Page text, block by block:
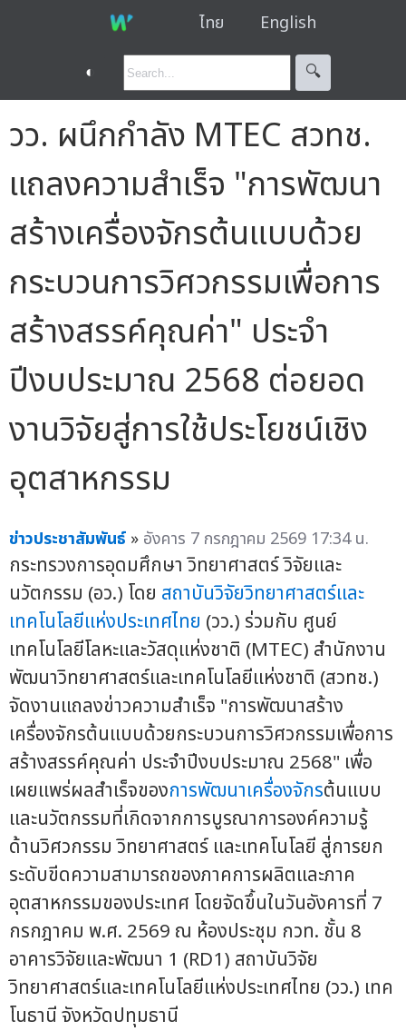
ไทย English
◐ 🔍︎
วว. ผนึกกำลัง MTEC สวทช.
แถลงความสำเร็จ "การพัฒนา
สร้างเครื่องจักรต้นแบบด้วย
กระบวนการวิศวกรรมเพื่อการ
สร้างสรรค์คุณค่า" ประจำ
ปีงบประมาณ 2568 ต่อยอด
งานวิจัยสู่การใช้ประโยชน์เชิง
อุตสาหกรรม
ข่าวประชาสัมพันธ์ » อังคาร 7 กรกฎาคม 2569 17:34 น.
กระทรวงการอุดมศึกษา วิทยาศาสตร์ วิจัยและ
นวัตกรรม (อว.) โดย สถาบันวิจัยวิทยาศาสตร์และ
เทคโนโลยีแห่งประเทศไทย (วว.) ร่วมกับ ศูนย์
เทคโนโลยีโลหะและวัสดุแห่งชาติ (MTEC) สำนักงาน
พัฒนาวิทยาศาสตร์และเทคโนโลยีแห่งชาติ (สวทช.)
จัดงานแถลงข่าวความสำเร็จ "การพัฒนาสร้าง
เครื่องจักรต้นแบบด้วยกระบวนการวิศวกรรมเพื่อการ
สร้างสรรค์คุณค่า ประจำปีงบประมาณ 2568" เพื่อ
เผยแพร่ผลสำเร็จของการพัฒนาเครื่องจักรต้นแบบ
และนวัตกรรมที่เกิดจากการบูรณาการองค์ความรู้
ด้านวิศวกรรม วิทยาศาสตร์ และเทคโนโลยี สู่การยก
ระดับขีดความสามารถของภาคการผลิตและภาค
อุตสาหกรรมของประเทศ โดยจัดขึ้นในวันอังคารที่ 7
กรกฎาคม พ.ศ. 2569 ณ ห้องประชุม กวท. ชั้น 8
อาคารวิจัยและพัฒนา 1 (RD1) สถาบันวิจัย
วิทยาศาสตร์และเทคโนโลยีแห่งประเทศไทย (วว.) เทค
โนธานี จังหวัดปทุมธานี